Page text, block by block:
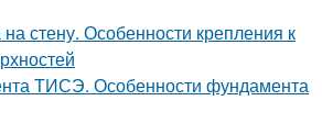
стену. Особенности крепления к
ТИСЭ. Особенности фундамента